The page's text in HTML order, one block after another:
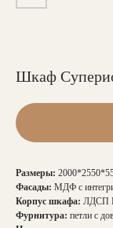
Шкаф
Размеры:
Фасады: МДФ с
Корпус шкафа: ЛДСП
Фурнитура: петли с